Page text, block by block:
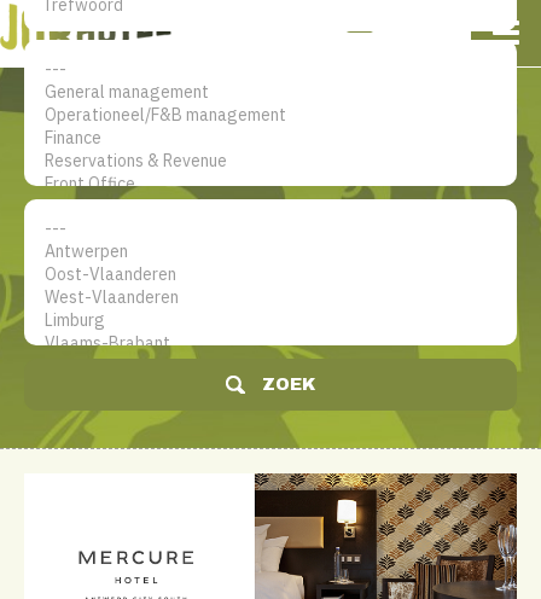
De jobsite voor hotel
professionals
ZOEK